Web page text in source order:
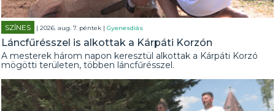
SZÍNES | 2026. aug. 7. péntek |Gyenesdiás
Láncfűrésszel is alkottak a Kárpáti Korzón
A mesterek három napon keresztül alkottak a Kárpáti Korzó
mögötti területen, többen láncfűrésszel.